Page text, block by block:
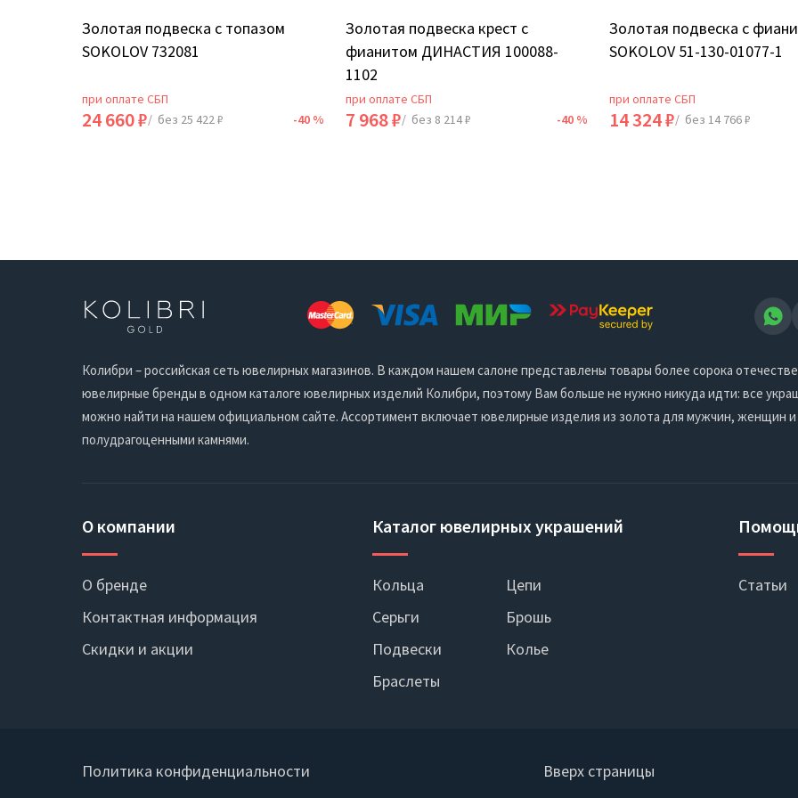
Золотая подвеска с топазом
SOKOLOV 732081
при оплате СБП
24 660 ₽/ без 25 422 ₽ -40 %
Золотая подвеска крест с
фианитом ДИНАСТИЯ 100088-
1102
при оплате СБП
7 968 ₽/ без 8 214 ₽ -40 %
Золотая подвеска с
SOKOLOV 51-130-01077-1
при оплате СБП
14 324 ₽/ без 14 766 ₽
Колибри – российская сеть ювелирных магазинов. В каждом нашем салоне представлены товары более сорока
ювелирные бренды в одном каталоге ювелирных изделий Колибри, поэтому Вам больше не нужно никуда идти: все
можно найти на нашем официальном сайте. Ассортимент включает ювелирные изделия из золота для мужчин, женщин
полудрагоценными камнями.
О компании
О бренде
Контактная информация
Скидки и акции
Каталог ювелирных украшений
Кольца
Серьги
Подвески
Браслеты
Цепи
Брошь
Колье
Статьи
Политика конфиденциальности Вверх страницы